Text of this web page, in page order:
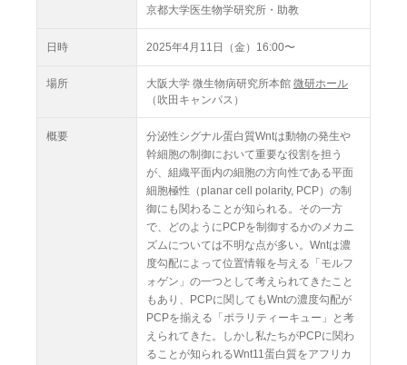
京都大学医生物学研究所・助教
日時 2025年4月11日（金）16:00〜
場所 大阪大学 微生物病研究所本館 微研ホール
（吹田キャンパス）
概要
分泌性シグナル蛋白質Wntは動物の発生や
幹細胞の制御において重要な役割を担う
が、組織平面内の細胞の方向性である平面
細胞極性（planar cell polarity, PCP）の制
御にも関わることが知られる。その一方
で、どのようにPCPを制御するかのメカニ
ズムについては不明な点が多い。Wntは濃
度勾配によって位置情報を与える「モルフ
ォゲン」の一つとして考えられてきたこと
もあり、PCPに関してもWntの濃度勾配が
PCPを揃える「ポラリティーキュー」と考
えられてきた。しかし私たちがPCPに関わ
ることが知られるWnt11蛋白質をアフリカ